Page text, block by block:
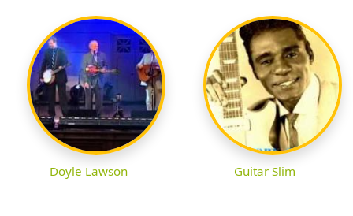
Doyle Lawson Guitar Slim